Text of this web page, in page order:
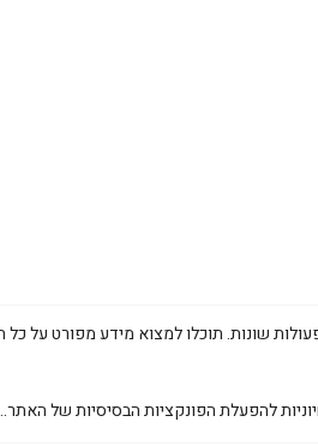
שונות. תוכלו למצוא מידע מפורט על כל
להפעלת הפונקציות הבסיסיות של